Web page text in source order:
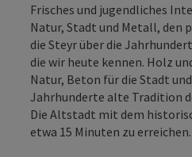
Frisches und jugendliches
Natur, Stadt und Metall, den
die Steyr über die
die wir heute kennen. Holz
Natur, Beton für die Stadt
Jahrhunderte alte Tradition
Die Altstadt mit dem
etwa 15 Minuten zu erreichen.